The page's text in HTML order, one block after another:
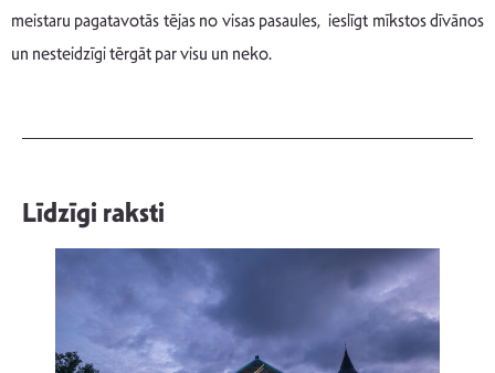
meistaru pagatavotās tējas no visas pasaules, ieslīgt mīkstos dīvānos
un nesteidzīgi tērgāt par visu un neko.
Līdzīgi raksti